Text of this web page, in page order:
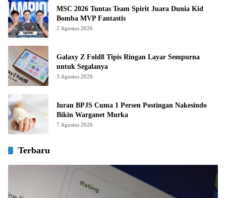
MSC 2026 Tuntas Team Spirit Juara Dunia Kid
Bomba MVP Fantastis
2 Agustus 2026
Galaxy Z Fold8 Tipis Ringan Layar Sempurna
untuk Segalanya
3 Agustus 2026
Iuran BPJS Cuma 1 Persen Postingan Nakesindo
Bikin Warganet Murka
7 Agustus 2026
Terbaru